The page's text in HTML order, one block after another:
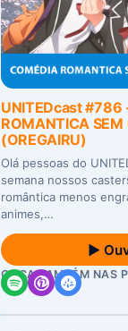
UNITEDcast #786
ROMANTICA SEM
(OREGAIRU)
Olá pessoas do
semana nossos
romântica menos
animes,…
▶
OUÇA TAMBÉM NAS